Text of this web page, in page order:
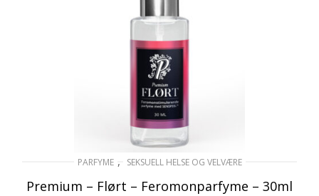
PARFYME , SEKSUELL HELSE OG VELVÆRE
Premium – Flørt – Feromonparfyme – 30ml